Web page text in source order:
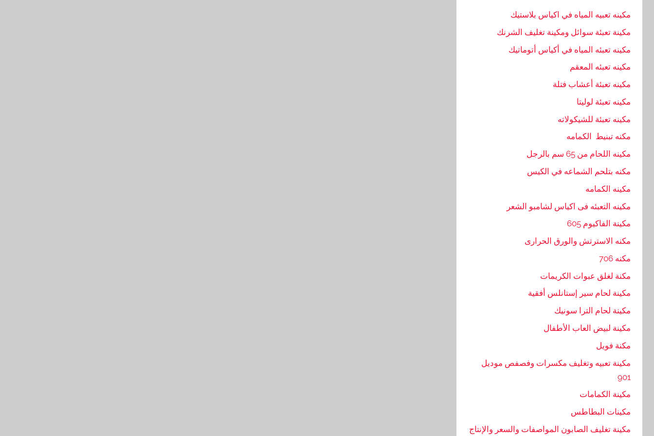
مكينه تعبيه المياه في اكياس بلاستيك
مكينة تعبئة سوائل ومكينة تغليف الشرنك
مكينه تعبئه المياه في أكياس أتوماتيك
مكينه تعبئه المعقم
مكينه تعبئة أعشاب فتلة
مكينه تعبئة لوليتا
مكينه تعبئة للشيكولاته
مكنه تبنيط الكمامه
مكينه اللحام من 65 سم بالرجل
مكنه بتلحم الشماعه في الكيس
مكينه الكمامه
مكينه التعبئه فى اكياس لشامبو الشعر
مكينة الفاكيوم 605
مكنه الاسترتش والورق الحرارى
مكنه 706
مكنة لغلق عبوات الكريمات
مكينة لحام سير إستانلس أفقية
مكينة لحام الترا سونيك
مكينة لبيض العاب الأطفال
مكنة فويل
مكينة تعبيه وتغليف مكسرات وفصفص موديل
901
مكينة الكمامات
مكينات البطاطس
مكينة تغليف الصابون المواصفات والسعر والإنتاج